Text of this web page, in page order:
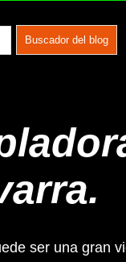
ser una gran